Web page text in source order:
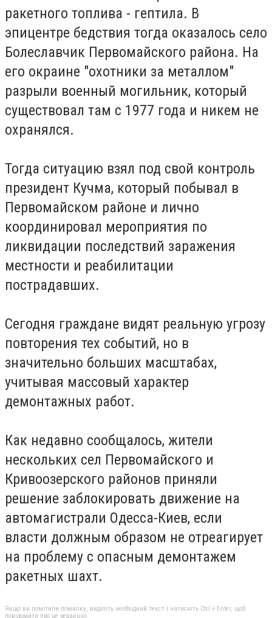
ракетного топлива - гептила. В
эпицентре бедствия тогда оказалось село
Болеславчик Первомайского района. На
его окраине "охотники за металлом"
разрыли военный могильник, который
существовал там с 1977 года и никем не
охранялся.
Тогда ситуацию взял под свой контроль
президент Кучма, который побывал в
Первомайском районе и лично
координировал мероприятия по
ликвидации последствий заражения
местности и реабилитации
пострадавших.
Сегодня граждане видят реальную угрозу
повторения тех событий, но в
значительно больших масштабах,
учитывая массовый характер
демонтажных работ.
Как недавно сообщалось, жители
нескольких сел Первомайского и
Кривоозерского районов приняли
решение заблокировать движение на
автомагистрали Одесса-Киев, если
власти должным образом не отреагирует
на проблему с опасным демонтажем
ракетных шахт.
Якщо ви помітили помилку, виділіть необхідний текст і натисніть Ctrl + Enter, щоб
повідомити про це редакцію